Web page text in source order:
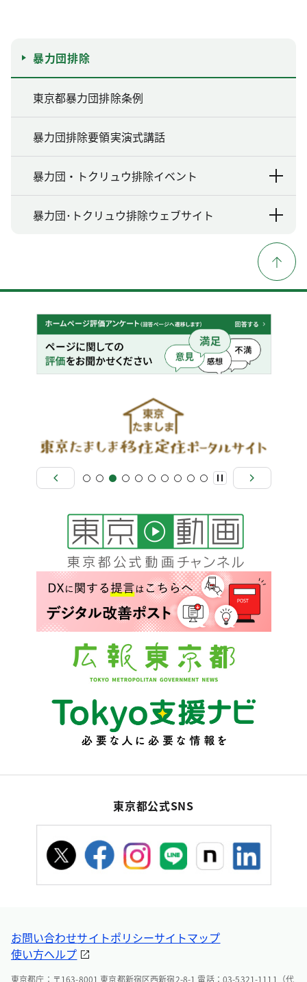
暴力団排除
東京都暴力団排除条例
暴力団排除要領実演式講話
暴力団・トクリュウ排除イベント
暴力団･トクリュウ排除ウェブサイト
東京都公式SNS
お問い合わせサイトポリシーサイトマップ
使い方ヘルプ
東京都庁：〒163-8001 東京都新宿区西新宿2-8-1 電話：03-5321-1111（代